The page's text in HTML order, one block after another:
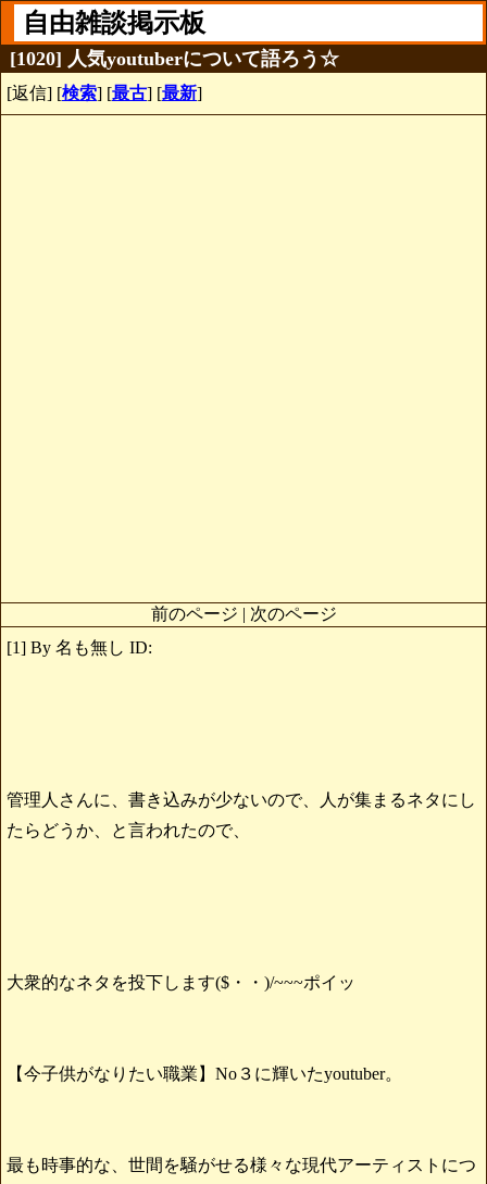
自由雑談掲示板
[1020] 人気youtuberについて語ろう☆
[返信] [検索] [最古] [最新]
前のページ | 次のページ
[1] By 名も無し ID:
管理人さんに、書き込みが少ないので、人が集まるネタにし
たらどうか、と言われたので、
大衆的なネタを投下します($・・)/~~~ポイッ
【今子供がなりたい職業】No３に輝いたyoutuber。
最も時事的な、世間を騒がせる様々な現代アーティストにつ